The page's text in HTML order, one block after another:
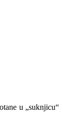
u „suknjicu“